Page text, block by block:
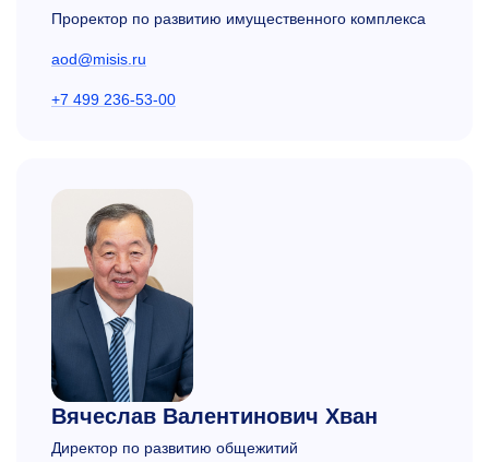
Проректор по развитию имущественного комплекса
aod@misis.ru
+7 499 236-53-00
Вячеслав Валентинович Хван
Директор по развитию общежитий